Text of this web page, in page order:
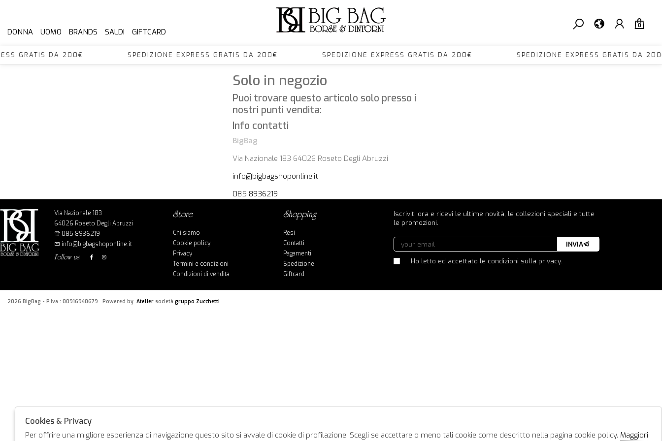
0
DONNA UOMO BRANDS SALDI GIFTCARD
GRATIS DA 200€ SPEDIZIONE EXPRESS GRATIS DA 200€ SPEDIZIONE EXPRESS GRATIS DA 200€ SPEDIZIONE EXPRESS
Solo in negozio
Puoi trovare questo articolo solo presso i
nostri punti vendita:
Info contatti
BigBag
Via Nazionale 183 64026 Roseto Degli Abruzzi
info@bigbagshoponline.it
085 8936219
Via Nazionale 183
64026 Roseto Degli Abruzzi
085 8936219
info@bigbagshoponline.it
follow us
store
Chi siamo
Cookie policy
Privacy
Termini e condizioni
Condizioni di vendita
shopping
Resi
Contatti
Pagamenti
Spedizione
Giftcard
Iscriviti ora e ricevi le ultime novità, le collezioni speciali e tutte
le promozioni.
Ho letto ed accettato le condizioni sulla privacy.
INVIA
2026 BigBag - P.iva : 00916940679 Powered by Atelier società gruppo Zucchetti
Cookies & Privacy
Per offrire una migliore esperienza di navigazione questo sito si avvale di cookie di profilazione. Scegli se accettare o meno tali cookie come descritto nella pagina cookie policy. Maggiori